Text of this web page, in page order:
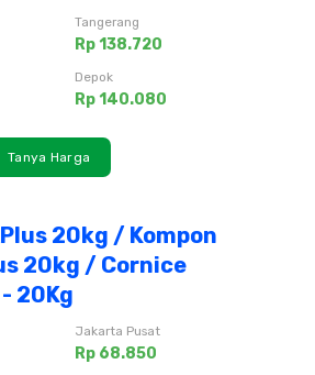
Tangerang
Rp 138.720
Depok
Rp 140.080
Tanya Harga
20kg / Kompon
20kg / Cornice
20Kg
Jakarta Pusat
Rp 68.850